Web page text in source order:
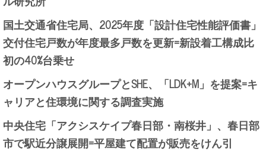
国土交通省住宅局、2025年度「設計住宅性能評価書」
交付住宅戸数が年度最多戸数を更新=新設着工構成比
初の40%台乗せ
オープンハウスグループとSHE、「LDK+M」を提案=キ
ャリアと住環境に関する調査実施
中央住宅「アクシスケイプ春日部・南桜井」、春日部
市で駅近分譲展開=平屋建て配置が販売をけん引